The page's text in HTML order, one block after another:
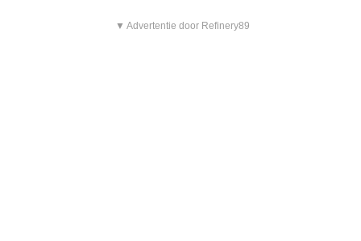
▼ Advertentie door Refinery89